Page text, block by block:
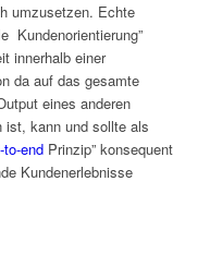
umzusetzen. Echte
Kundenorientierung”
innerhalb einer
da auf das gesamte
eines anderen
ist, kann und sollte als
to-endPrinzip” konsequent
Kundenerlebnisse